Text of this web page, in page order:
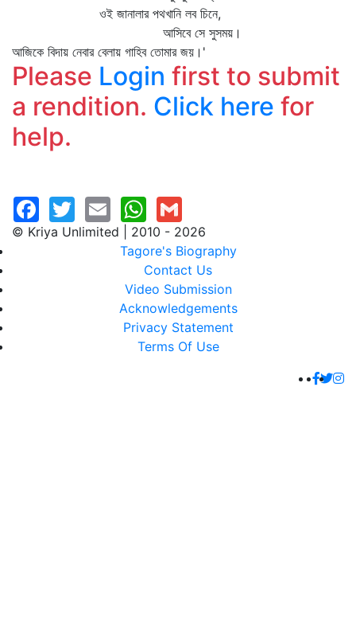
ওই জানালার পথখানি লব চিনে,
আসিবে সে সুসময়।
আজিকে বিদায় নেবার বেলায় গাহিব তোমার জয়।'
Please Login first to submit
a rendition. Click here for
help.
© Kriya Unlimited | 2010 - 2026
Tagore's Biography
Contact Us
Video Submission
Acknowledgements
Privacy Statement
Terms Of Use